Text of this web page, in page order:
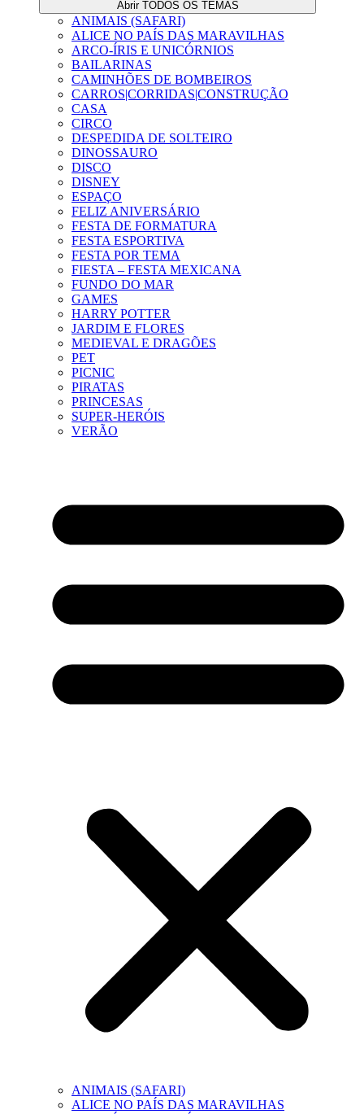
Abrir TODOS OS TEMAS
ANIMAIS (SAFARI)
ALICE NO PAÍS DAS MARAVILHAS
ARCO-ÍRIS E UNICÓRNIOS
BAILARINAS
CAMINHÕES DE BOMBEIROS
CARROS|CORRIDAS|CONSTRUÇÃO
CASA
CIRCO
DESPEDIDA DE SOLTEIRO
DINOSSAURO
DISCO
DISNEY
ESPAÇO
FELIZ ANIVERSÁRIO
FESTA DE FORMATURA
FESTA ESPORTIVA
FESTA POR TEMA
FIESTA – FESTA MEXICANA
FUNDO DO MAR
GAMES
HARRY POTTER
JARDIM E FLORES
MEDIEVAL E DRAGÕES
PET
PICNIC
PIRATAS
PRINCESAS
SUPER-HERÓIS
VERÃO
ANIMAIS (SAFARI)
ALICE NO PAÍS DAS MARAVILHAS